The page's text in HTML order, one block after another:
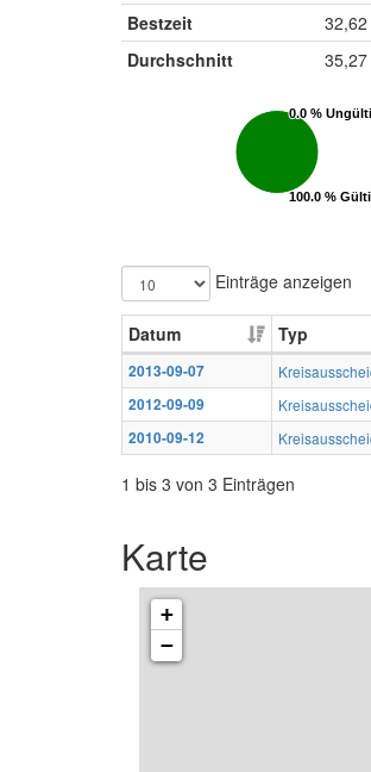
Bestzeit
Durchschnitt
0.0 %
0.0 %
100.0 %
100.0 %
Einträge anzeigen
Datum Typ
2013-09-07
2012-09-09
2010-09-12
1 bis 3 von 3 Einträgen
Karte
+
−